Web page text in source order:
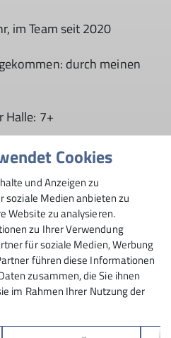
im Team seit 2020
durch meinen
Halle: 7+
Jagdgründe, Zillertal
2. Platz Soby-
Cookies
und Anzeigen zu
soziale Medien anbieten zu
Website zu analysieren.
zu Ihrer Verwendung
für soziale Medien, Werbung
führen diese Informationen
zusammen, die Sie ihnen
im Rahmen Ihrer Nutzung der